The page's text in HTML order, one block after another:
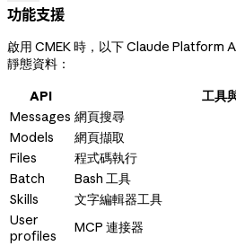
功能支援
啟用 CMEK 時，以下 Claude Platform
靜態資料：
API
工具
Messages 網頁搜尋
Models
網頁擷取
Files
程式碼執行
Batch
Bash 工具
Skills
文字編輯器工具
User
profiles
MCP 連接器